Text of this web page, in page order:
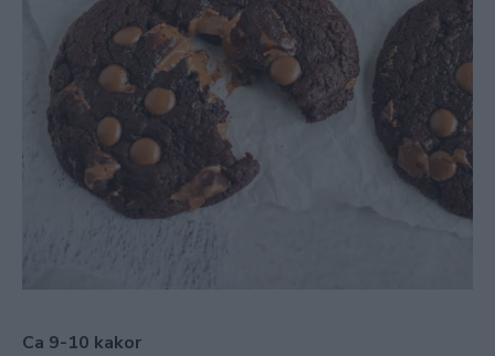
Ca 9-10 kakor